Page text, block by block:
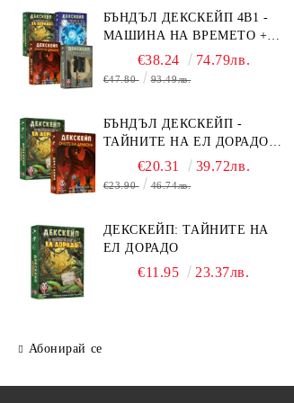
БЪНДЪЛ ДЕКСКЕЙП 4В1 -
МАШИНА НА ВРЕМЕТО +
БЯГСТВО ОТ АЛКАТРАЗ +
ТАЙНИТЕ НА ЕЛ ДОРАДО +
€38.24 74.79лв.
€47.80 93.49лв.
БЪНДЪЛ ДЕКСКЕЙП -
ТАЙНИТЕ НА ЕЛ ДОРАДО +
ОЧИТЕ НА ДРАКОНА
€20.31 39.72лв.
€23.90 46.74лв.
ДЕКСКЕЙП: ТАЙНИТЕ НА
ЕЛ ДОРАДО
€11.95 23.37лв.
Абонирай се